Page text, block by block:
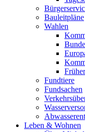
Bauleitpläne
Wahlen
Fundtiere
Fundsachen
Leben & Wohnen